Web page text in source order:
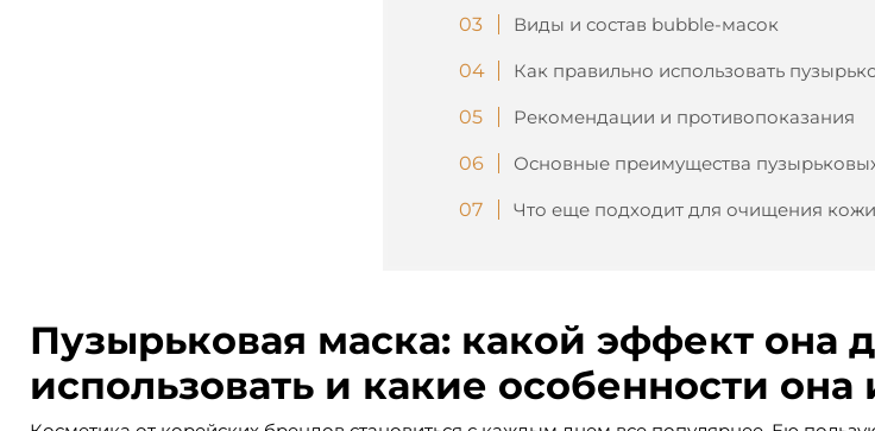
Виды и состав bubble-масок
Как правильно использовать
Рекомендации и противопоказания
Основные преимущества
Что еще подходит для очищения
Пузырьковая маска: какой эффект она
использовать и какие особенности она